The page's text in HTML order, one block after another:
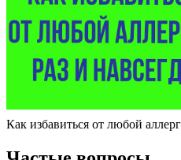
Как избавиться от любой